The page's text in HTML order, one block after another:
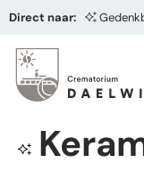
Direct naar: